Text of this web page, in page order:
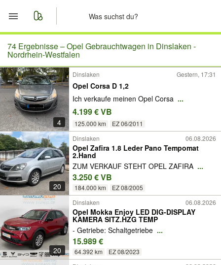
Start
Merkliste
Nachrichten
Anzeige aufgeben
74 Ergebnisse –Opel Gebrauchtwagen in Dinslaken -
Nordrhein-Westfalen
4
Dinslaken Gestern, 17:31
Opel Corsa D 1,2
Ich verkaufe meinen Opel Corsa ...
4.199 € VB
125.000 km EZ 06/2011
20
Dinslaken 06.08.2026
Opel Zafira 1.8 Leder Pano Tempomat
2.Hand
ZUM VERKAUF STEHT OPEL ZAFIRA ...
3.250 € VB
184.000 km EZ 08/2005
20
Dinslaken 06.08.2026
Opel Mokka Enjoy LED DIG-DISPLAY
KAMERA SITZ.HZG TEMP
- Getriebe: Schaltgetriebe ...
15.989 €
64.392 km EZ 08/2023